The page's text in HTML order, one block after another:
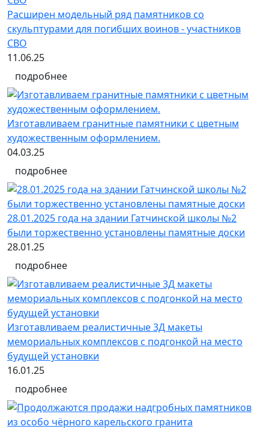
Расширен модельный ряд памятников со
скульптурами для погибших воинов - участников
СВО
11.06.25
подробнее
Изготавливаем гранитные памятники с цветным
художественным оформлением.
04.03.25
подробнее
28.01.2025 года на здании Гатчинской школы №2
были торжественно установлены памятные доски
28.01.25
подробнее
Изготавливаем реалистичные 3Д макеты
мемориальных комплексов с подгонкой на место
будущей установки
16.01.25
подробнее